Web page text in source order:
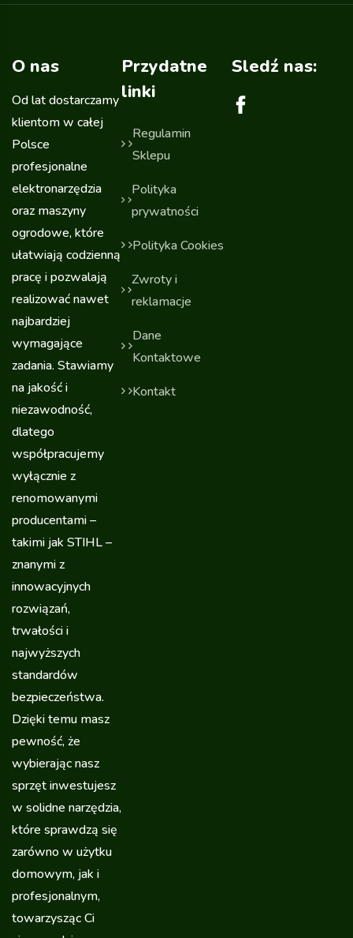
O nas
Od lat dostarczamy
klientom w całej
Polsce
profesjonalne
elektronarzędzia
oraz maszyny
ogrodowe, które
ułatwiają codzienną
pracę i pozwalają
realizować nawet
najbardziej
wymagające
zadania. Stawiamy
na jakość i
niezawodność,
dlatego
współpracujemy
wyłącznie z
renomowanymi
producentami –
takimi jak STIHL –
znanymi z
innowacyjnych
rozwiązań,
trwałości i
najwyższych
standardów
bezpieczeństwa.
Dzięki temu masz
pewność, że
wybierając nasz
sprzęt inwestujesz
w solidne narzędzia,
które sprawdzą się
zarówno w użytku
domowym, jak i
profesjonalnym,
towarzysząc Ci
Przydatne
linki
Regulamin
Sklepu
Polityka
prywatności
Polityka Cookies
Zwroty i
reklamacje
Dane
Kontaktowe
Kontakt
Sledź nas: